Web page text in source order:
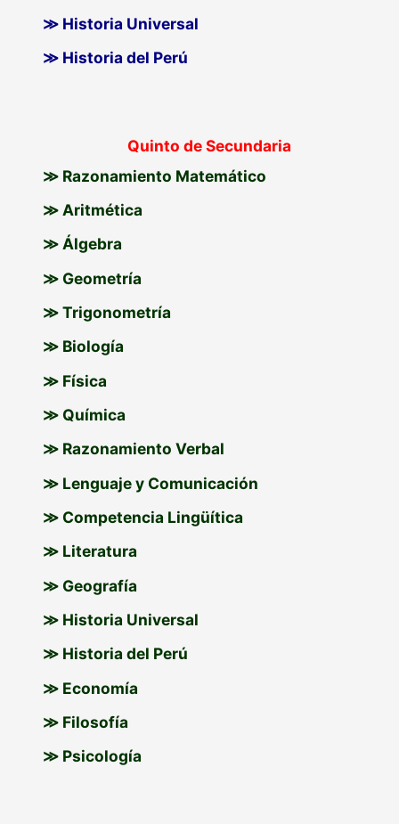
≫ Historia Universal
≫ Historia del Perú
Quinto de Secundaria
≫ Razonamiento Matemático
≫ Aritmética
≫ Álgebra
≫ Geometría
≫ Trigonometría
≫ Biología
≫ Física
≫ Química
≫ Razonamiento Verbal
≫ Lenguaje y Comunicación
≫ Competencia Lingüítica
≫ Literatura
≫ Geografía
≫ Historia Universal
≫ Historia del Perú
≫ Economía
≫ Filosofía
≫ Psicología